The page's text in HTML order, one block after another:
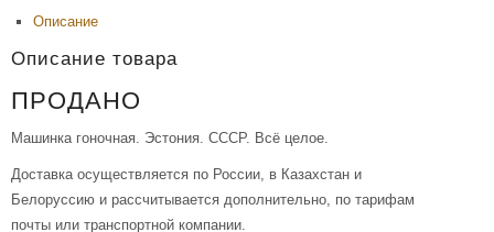
Описание
Описание товара
ПРОДАНО
Машинка гоночная. Эстония. СССР. Всё целое.
Доставка осуществляется по России, в Казахстан и
Белоруссию и рассчитывается дополнительно, по тарифам
почты или транспортной компании.